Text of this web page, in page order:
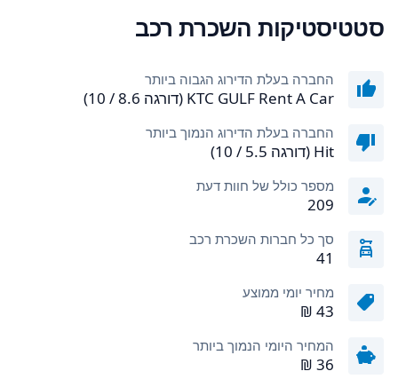
סטטיסטיקות השכרת רכב
החברה בעלת הדירוג הגבוה ביותר
KTC GULF Rent A Car (דורגה 8.6 / 10)
החברה בעלת הדירוג הנמוך ביותר
Hit (דורגה 5.5 / 10)
מספר כולל של חוות דעת
209
סך כל חברות השכרת רכב
41
מחיר יומי ממוצע
המחיר היומי הנמוך ביותר